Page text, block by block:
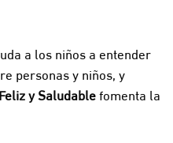
a los niños a entender
personas y niños, y
y Saludablefomenta la